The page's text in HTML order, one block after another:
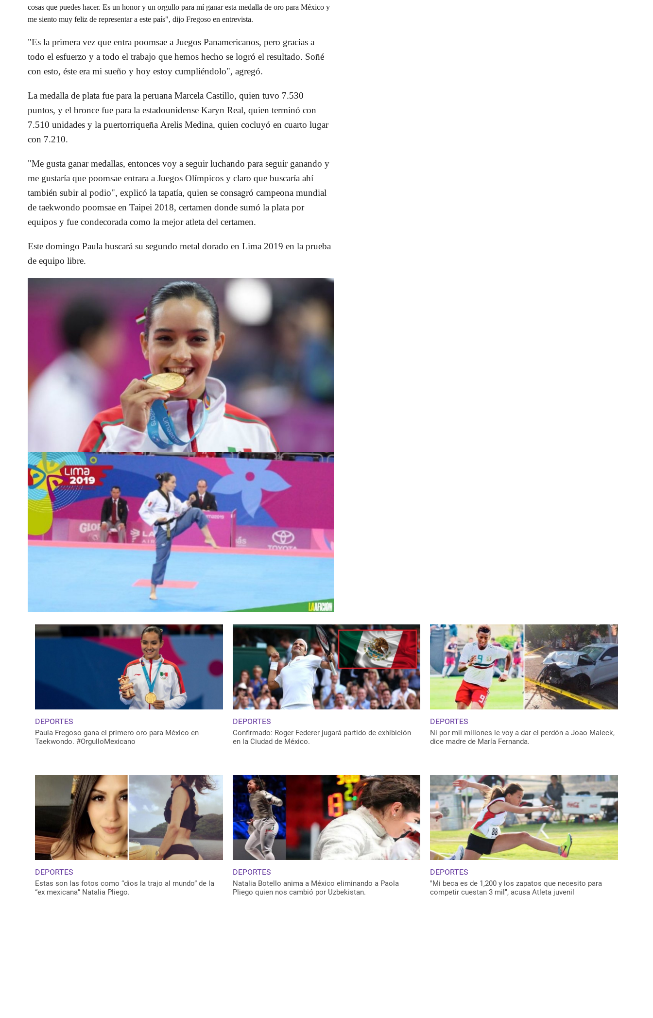
cosas que puedes hacer. Es un honor y un orgullo para mí ganar esta medalla de oro para México y
me siento muy feliz de representar a este país", dijoFregosoen entrevista.
"Es la primera vez que entra poomsae a Juegos Panamericanos,pero gracias a
todo el esfuerzo y a todo el trabajo que hemos hecho se logró el resultado. Soñé
con esto, éste era mi sueño y hoy estoy cumpliéndolo", agregó.
La medalla de plata fue para la peruanaMarcela Castillo, quien tuvo 7.530
puntos, y el bronce fue para la estadounidenseKaryn Real, quien terminó con
7.510 unidades y la puertorriqueña Arelis Medina, quien cocluyó en cuarto lugar
con 7.210.
"Me gusta ganar medallas, entonces voy a seguir luchando para seguir ganando y
me gustaría que poomsae entrara a Juegos Olímpicos y claro que buscaría ahí
también subir al podio", explicó la tapatía, quien se consagró campeona mundial
de taekwondo poomsae enTaipei 2018, certamen donde sumó la plata por
equipos y fue condecorada como la mejor atleta del certamen.
Este domingoPaulabuscará su segundo metal dorado en Lima 2019 en la prueba
de equipo libre.
DEPORTES
Paula Fregoso gana el primero oro para México en
Taekwondo. #OrgulloMexicano
DEPORTES
Confirmado: Roger Federer jugará partido de exhibición
en la Ciudad de México.
DEPORTES
Ni por mil millones le voy a dar el perdón a Joao Maleck,
dice madre de María Fernanda.
DEPORTES
Estas son las fotos como “dios la trajo al mundo” de la
“ex mexicana” Natalia Pliego.
DEPORTES
Natalia Botello anima a México eliminando a Paola
Pliego quien nos cambió por Uzbekistan.
DEPORTES
"Mi beca es de 1,200 y los zapatos que necesito para
competir cuestan 3 mil", acusa Atleta juvenil